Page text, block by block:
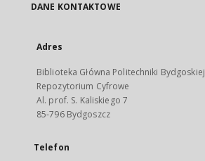
DANE KONTAKTOWE
Adres
Biblioteka Główna Politechniki Bydgoskiej
Repozytorium Cyfrowe
Al. prof. S. Kaliskiego 7
85-796 Bydgoszcz
Telefon